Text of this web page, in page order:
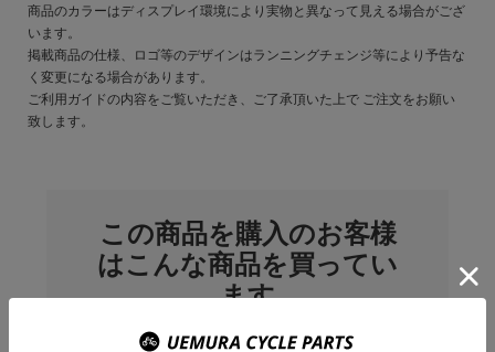
商品のカラーはディスプレイ環境により実物と異なって見える場合がござ
います。
掲載商品の仕様、ロゴ等のデザインはランニングチェンジ等により予告な
く変更になる場合があります。
ご利用ガイドの内容をご覧いただき、ご了承頂いた上で ご注文をお願い
致します。
この商品を購入のお客様
はこんな商品を買ってい
ます